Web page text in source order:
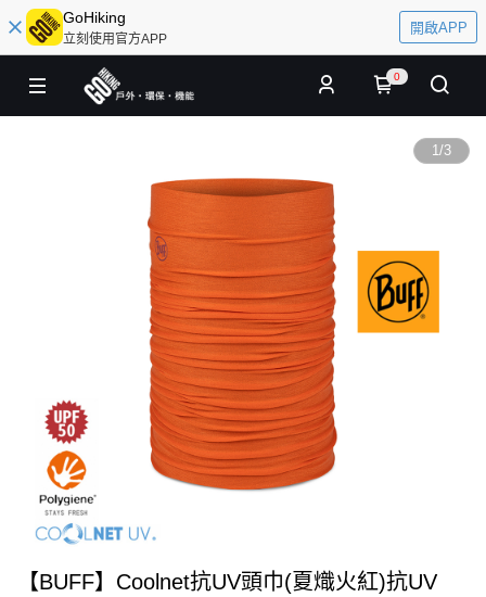
GoHiking
立刻使用官方APP
開啟APP
0
1/3
【BUFF】Coolnet抗UV頭巾(夏熾火紅)抗UV